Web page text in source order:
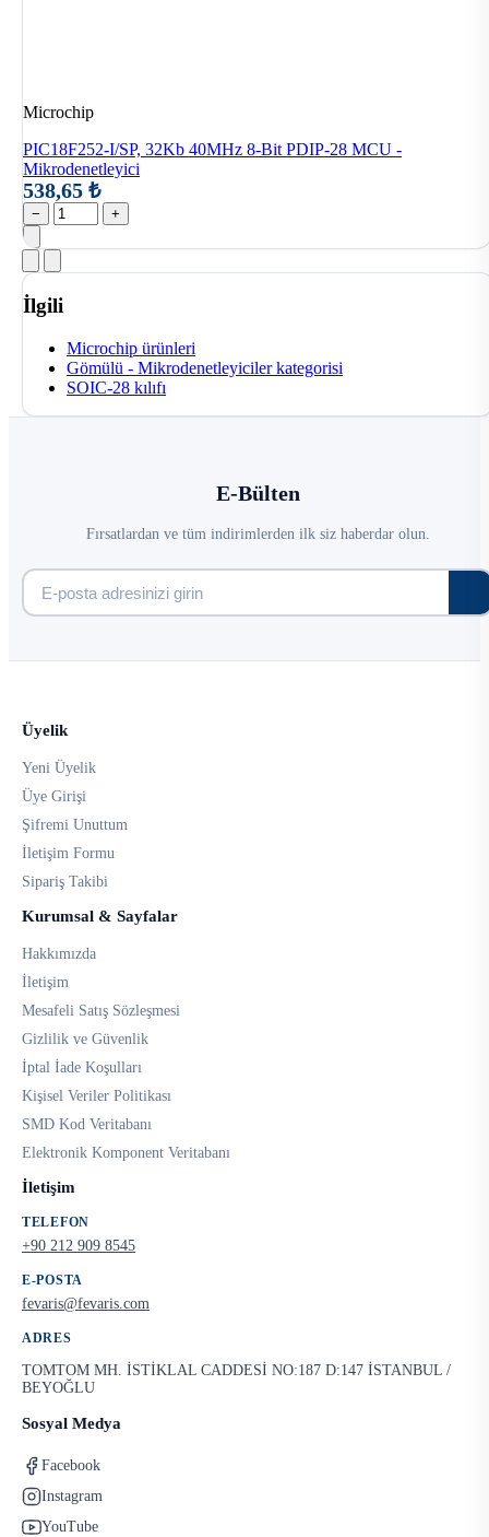
Microchip
PIC18F252-I/SP, 32Kb 40MHz 8-Bit PDIP-28 MCU -
Mikrodenetleyici
538,65 ₺
− +
İlgili
Microchip ürünleri
Gömülü - Mikrodenetleyiciler kategorisi
SOIC-28 kılıfı
E-Bülten
Fırsatlardan ve tüm indirimlerden ilk siz haberdar olun.
Üyelik
Yeni Üyelik
Üye Girişi
Şifremi Unuttum
İletişim Formu
Sipariş Takibi
Kurumsal & Sayfalar
Hakkımızda
İletişim
Mesafeli Satış Sözleşmesi
Gizlilik ve Güvenlik
İptal İade Koşulları
Kişisel Veriler Politikası
SMD Kod Veritabanı
Elektronik Komponent Veritabanı
İletişim
TELEFON
+90 212 909 8545
E-POSTA
fevaris@fevaris.com
ADRES
TOMTOM MH. İSTİKLAL CADDESİ NO:187 D:147 İSTANBUL /
BEYOĞLU
Sosyal Medya
Facebook
Instagram
YouTube